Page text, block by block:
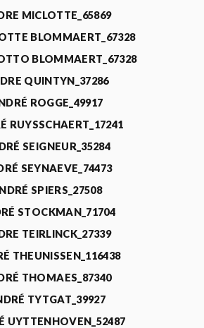
MICLOTTE_65869
BLOMMAERT_67328
BLOMMAERT_67328
QUINTYN_37286
ROGGE_49917
RUYSSCHAERT_17241
SEIGNEUR_35284
SEYNAEVE_74473
SPIERS_27508
STOCKMAN_71704
TEIRLINCK_27339
THEUNISSEN_116438
THOMAES_87340
TYTGAT_39927
UYTTENHOVEN_52487